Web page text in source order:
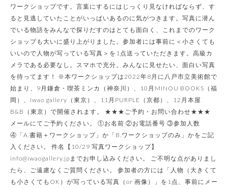
ワークショップです。言葉にするにはじっくり見なければならず、す
ると見逃していたことがいっぱいあるのに気がつきます。写真に潜ん
でいる物語をみんなで探りだすのはとても面白く、これまでのワーク
ショップも大いに盛り上がりました。参加者には事前に＜小さくても
いいので人物が写っている写真＞を1点送っていただきます。高級カ
メラである必要なし。スマホで充分。みんなに見せたい、面白い写真
を待ってます！ ※本ワークショップは2022年8月に八戸市立美術館で
始まり、9月鎌倉・喫茶ミンカ（神奈川）、10月MINOU BOOKS（福
岡）、iwao gallery（東京）、11月PURPLE（京都）、12月本屋
B&B（東京）で開催されます。 ★★★ご予約・お問い合わせ★★★
メールにてご予約ください。 ①お名前 ②お電話番号 ③参加人数
④「A.書籍＋ワークショップ」か「B.ワークショップのみ」かをご記
入ください。 件名【10/29 写真ワークショップ】
info@iwaogallery.jpまでお申し込みください。 ご不明な点がありまし
たら、ご遠慮なくご質問ください。 参加者の方には「人物（大きくて
も小さくてもOK）が写っている写真（or 画像）」を1点、事前にメー